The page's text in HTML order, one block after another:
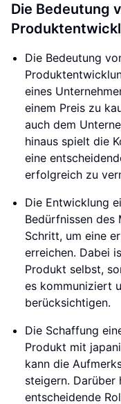
Die Bedeutung
Die Bedeutung
eines
einem Preis zu
auch dem
hinaus spielt die
eine
erfolgreich zu
Die Entwicklung
Bedürfnissen
Schritt, um eine
erreichen. Dabei
Produkt selbst,
es kommuniziert
berücksichtigen.
Die Schaffung
Produkt mit
kann die
steigern. Darüber
entscheidende